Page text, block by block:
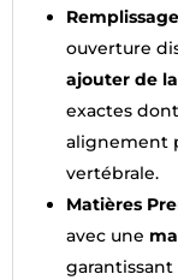
ouverture
ajouter de
exactes dont
alignement
vertébrale.
Matières
avec une
garantissant